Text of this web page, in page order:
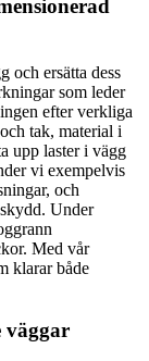
och ersätta dess
som leder
efter verkliga
tak, material i
upp laster i vägg
vi exempelvis
och
Under
Med vår
klarar både
väggar